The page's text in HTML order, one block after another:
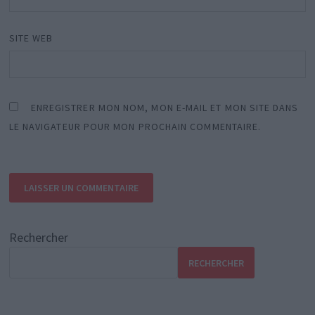
SITE WEB
ENREGISTRER MON NOM, MON E-MAIL ET MON SITE DANS
LE NAVIGATEUR POUR MON PROCHAIN COMMENTAIRE.
Rechercher
RECHERCHER